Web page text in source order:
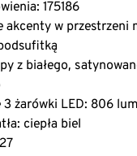
175186
akcenty w przestrzeni
z białego,
3 żarówki LED: 806
ciepła biel